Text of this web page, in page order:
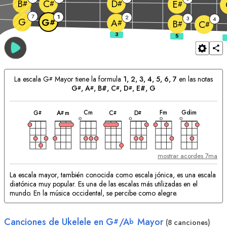
G 7 G# 1 A# 2
B# 3 C# 4
B# C# D# E#
La escala G# Mayor tiene la formula 1, 2, 3, 4, 5, 6, 7 en las notas
G#, A#, B#, C#, D#, E#, G
Compatibles:
acorde
G#
acorde
A#m
acorde
Cm
acorde
C#
acorde
D#
acorde
Fm
acorde
Gdim
mostrar acordes 7ma
La escala mayor, también conocida como escala jónica, es una escala
diatónica muy popular. Es una de las escalas más utilizadas en el
mundo. En la música occidental, se percibe como alegre.
Canciones de Ukelele en G#/Ab Mayor (8 canciones)